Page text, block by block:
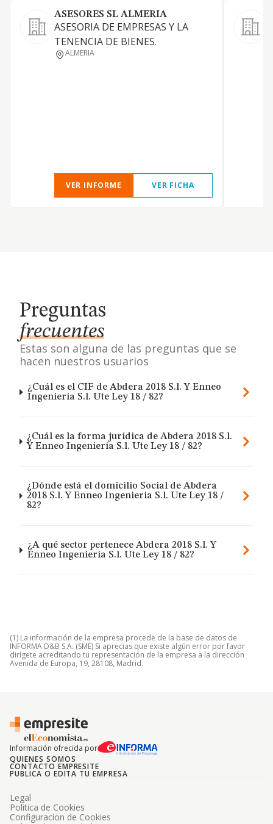
ASESORES SL ALMERIA
ASESORIA DE EMPRESAS Y LA
TENENCIA DE BIENES.
ALMERIA
VER INFORME VER FICHA
Preguntas
frecuentes
Estas son alguna de las preguntas que se
hacen nuestros usuarios
¿Cuál es el CIF de Abdera 2018 S.l. Y Enneo
Ingenieria S.l. Ute Ley 18 / 82?
¿Cuál es la forma jurídica de Abdera 2018 S.l.
Y Enneo Ingenieria S.l. Ute Ley 18 / 82?
¿Dónde está el domicilio Social de Abdera
2018 S.l. Y Enneo Ingenieria S.l. Ute Ley 18 /
82?
¿A qué sector pertenece Abdera 2018 S.l. Y
Enneo Ingenieria S.l. Ute Ley 18 / 82?
(1) La información de la empresa procede de la base de datos de
INFORMA D&B S.A. (SME) Si aprecias que existe algún error por favor
dirígete acreditando tu representación de la empresa a la dirección
Avenida de Europa, 19, 28108, Madrid.
Información ofrecida por
QUIENES SOMOS
CONTACTO EMPRESITE
PUBLICA O EDITA TU EMPRESA
Legal
Politica de Cookies
Configuracion de Cookies